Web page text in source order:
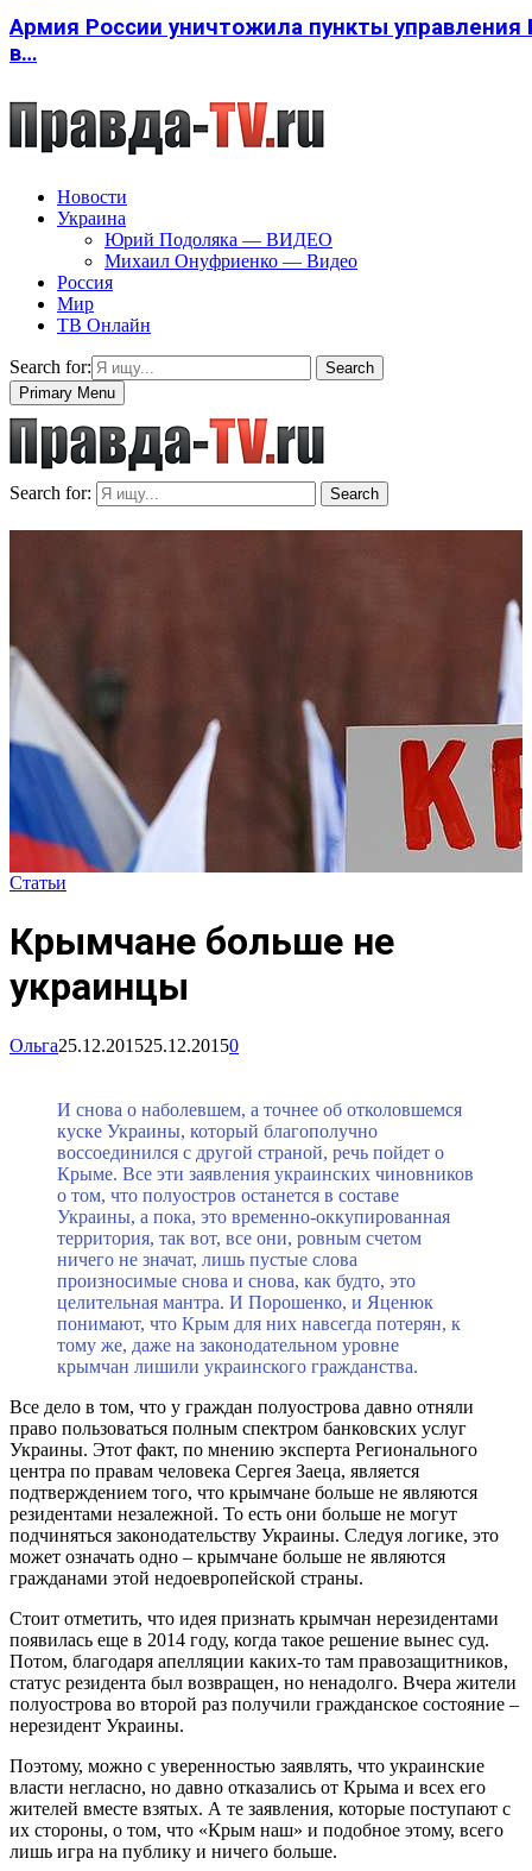
Армия России уничтожила пункты
в…
Новости
Украина
Юрий Подоляка — ВИДЕО
Михаил Онуфриенко — Видео
Россия
Мир
ТВ Онлайн
Search for:
Search
Primary Menu
Search for: Search
Статьи
Крымчане больше не
украинцы
Ольга25.12.201525.12.20150
И снова о наболевшем, а точнее об отколовшемся
куске Украины, который благополучно
воссоединился с другой страной, речь пойдет о
Крыме. Все эти заявления украинских чиновников
о том, что полуостров останется в составе
Украины, а пока, это временно-оккупированная
территория, так вот, все они, ровным счетом
ничего не значат, лишь пустые слова
произносимые снова и снова, как будто, это
целительная мантра. И Порошенко, и Яценюк
понимают, что Крым для них навсегда потерян, к
тому же, даже на законодательном уровне
крымчан лишили украинского гражданства.
Все дело в том, что у граждан полуострова давно отняли
право пользоваться полным спектром банковских услуг
Украины. Этот факт, по мнению эксперта Регионального
центра по правам человека Сергея Заеца, является
подтверждением того, что крымчане больше не являются
резидентами незалежной. То есть они больше не могут
подчиняться законодательству Украины. Следуя логике, это
может означать одно – крымчане больше не являются
гражданами этой недоевропейской страны.
Стоит отметить, что идея признать крымчан нерезидентами
появилась еще в 2014 году, когда такое решение вынес суд.
Потом, благодаря апелляции каких-то там правозащитников,
статус резидента был возвращен, но ненадолго. Вчера жители
полуострова во второй раз получили гражданское состояние –
нерезидент Украины.
Поэтому, можно с уверенностью заявлять, что украинские
власти негласно, но давно отказались от Крыма и всех его
жителей вместе взятых. А те заявления, которые поступают с
их стороны, о том, что «Крым наш» и подобное этому, всего
лишь игра на публику и ничего больше.